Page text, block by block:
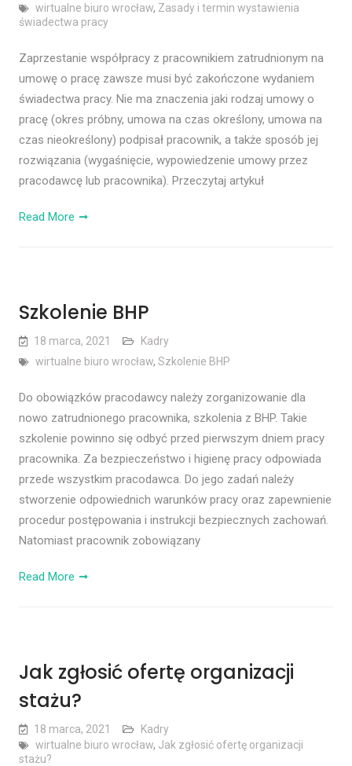
wirtualne biuro wrocław, Zasady i termin wystawienia
świadectwa pracy
Zaprzestanie współpracy z pracownikiem zatrudnionym na
umowę o pracę zawsze musi być zakończone wydaniem
świadectwa pracy. Nie ma znaczenia jaki rodzaj umowy o
pracę (okres próbny, umowa na czas określony, umowa na
czas nieokreślony) podpisał pracownik, a także sposób jej
rozwiązania (wygaśnięcie, wypowiedzenie umowy przez
pracodawcę lub pracownika). Przeczytaj artykuł
Read More
Szkolenie BHP
18 marca, 2021
Kadry
wirtualne biuro wrocław, Szkolenie BHP
Do obowiązków pracodawcy należy zorganizowanie dla
nowo zatrudnionego pracownika, szkolenia z BHP. Takie
szkolenie powinno się odbyć przed pierwszym dniem pracy
pracownika. Za bezpieczeństwo i higienę pracy odpowiada
przede wszystkim pracodawca. Do jego zadań należy
stworzenie odpowiednich warunków pracy oraz zapewnienie
procedur postępowania i instrukcji bezpiecznych zachowań.
Natomiast pracownik zobowiązany
Read More
Jak zgłosić ofertę organizacji
stażu?
18 marca, 2021
Kadry
wirtualne biuro wrocław, Jak zgłosić ofertę organizacji
stażu?